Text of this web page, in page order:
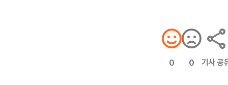
0 0 기사 공